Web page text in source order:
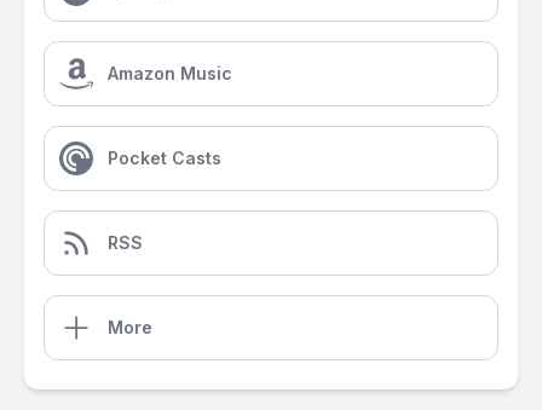
Amazon Music
Pocket Casts
RSS
More